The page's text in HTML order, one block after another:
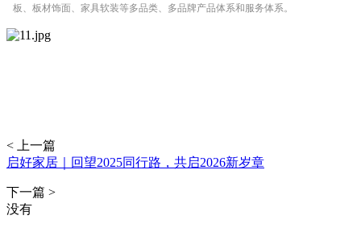
板、板材饰面、家具软装等多品类、多品牌产品体系和服务体系。
< 上一篇
启好家居｜回望2025同行路，共启2026新岁章
下一篇 >
没有